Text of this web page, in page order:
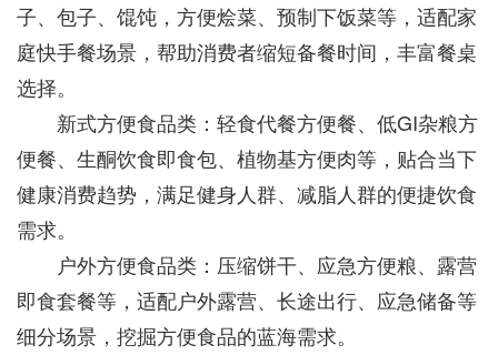
子、包子、馄饨，方便烩菜、预制下饭菜等，适配家
庭快手餐场景，帮助消费者缩短备餐时间，丰富餐桌
选择。
新式方便食品类：轻食代餐方便餐、低GI杂粮方
便餐、生酮饮食即食包、植物基方便肉等，贴合当下
健康消费趋势，满足健身人群、减脂人群的便捷饮食
需求。
户外方便食品类：压缩饼干、应急方便粮、露营
即食套餐等，适配户外露营、长途出行、应急储备等
细分场景，挖掘方便食品的蓝海需求。